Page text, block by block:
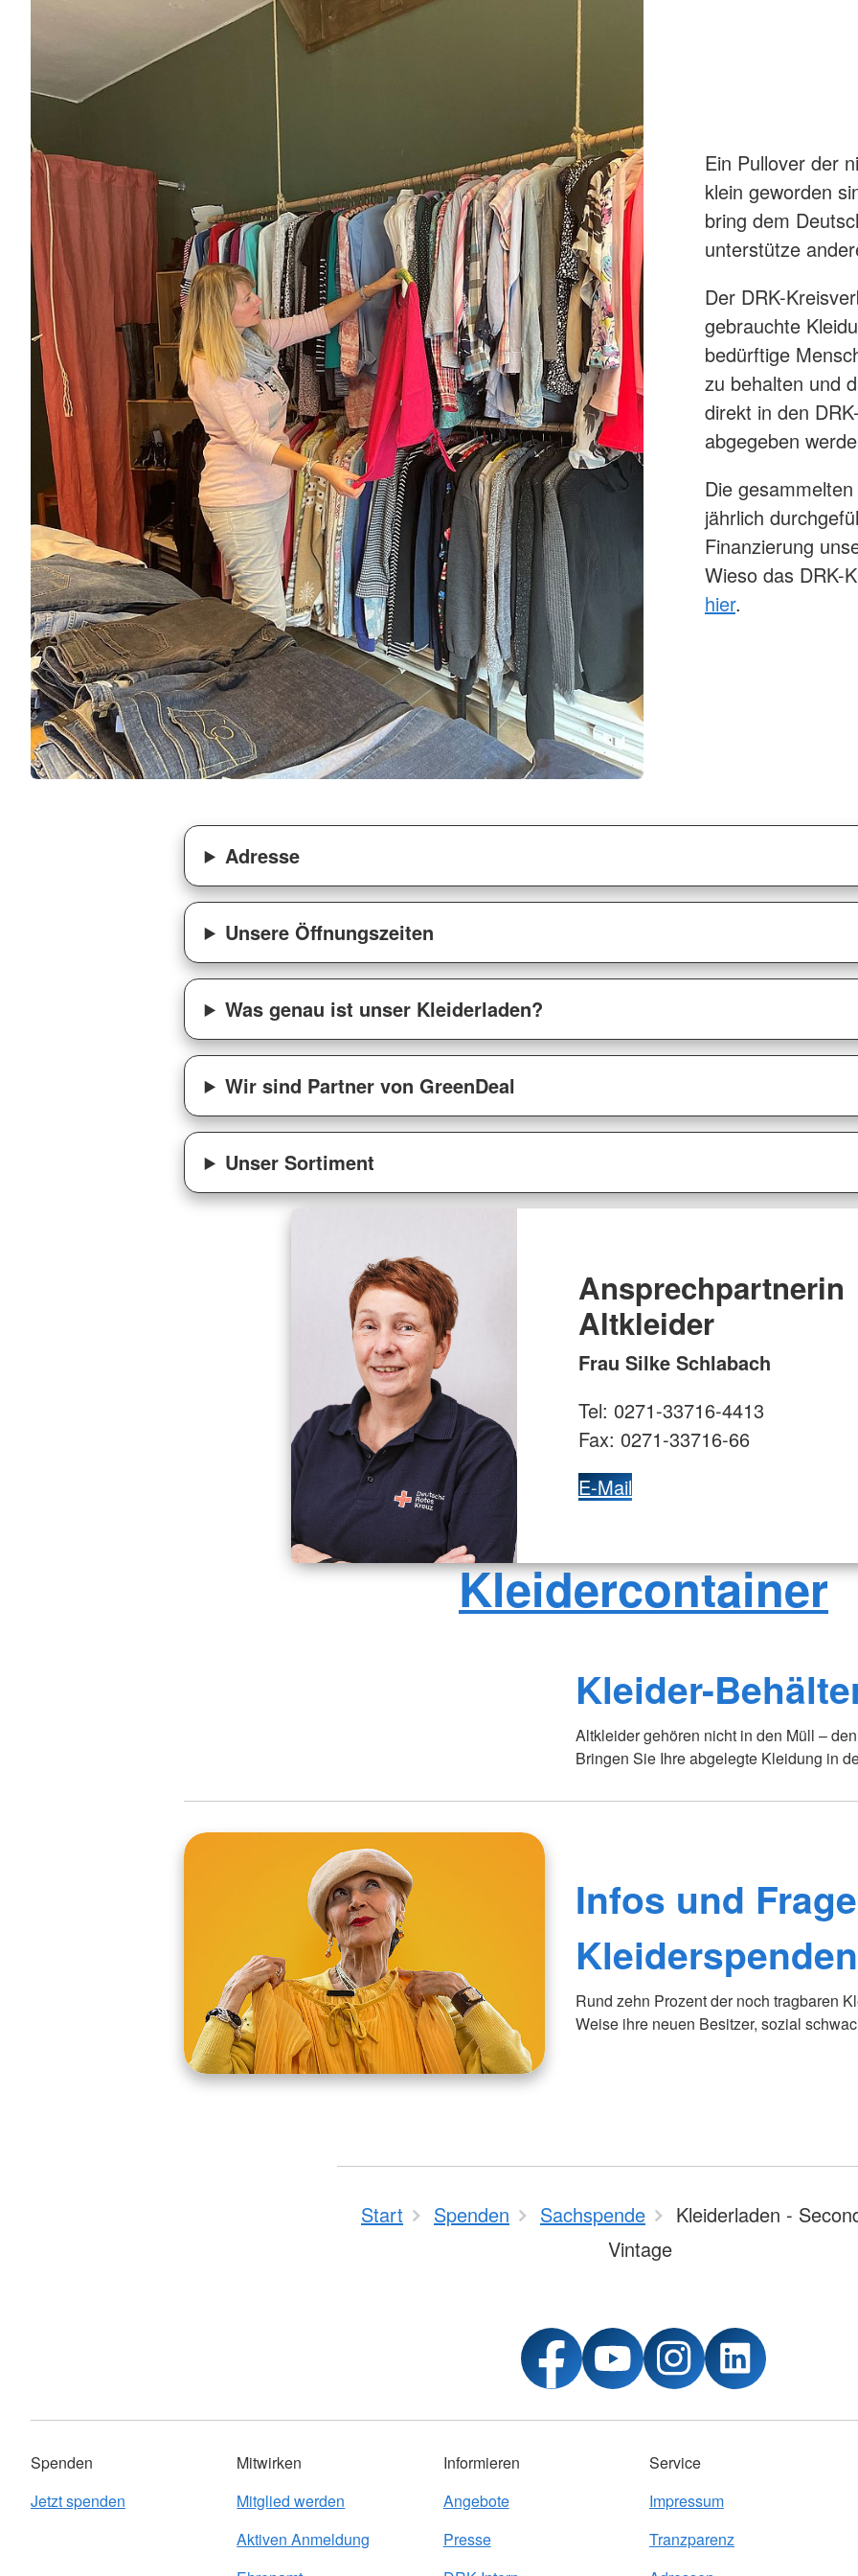
Ein Pullover der
klein geworden
bring dem
unterstütze
Der DRK-
gebrauchte
bedürftige
zu behalten und
direkt in den
abgegeben
Die
jährlich
Finanzierung
Wieso das DRK-
hier.
Adresse
Unsere Öffnungszeiten
Was genau ist unser Kleiderladen?
Wir sind Partner von GreenDeal
Unser Sortiment
Ansprechpartnerin
Altkleider
Frau Silke Schlabach
Tel: 0271-33716-4413
Fax: 0271-33716-66
E-Mail
Kleidercontainer
Kleider-
Altkleider gehören nicht in den Müll –
Bringen Sie Ihre abgelegte Kleidung in
Infos und
Kleiderspenden
Rund zehn Prozent der noch tragbaren
Weise ihre neuen Besitzer, sozial
Start Spenden Sachspende
Kleiderladen -
Vintage
Spenden
Jetzt spenden
Mitwirken
Mitglied werden
Aktiven Anmeldung
Informieren
Angebote
Presse
Service
Impressum
Tranzparenz